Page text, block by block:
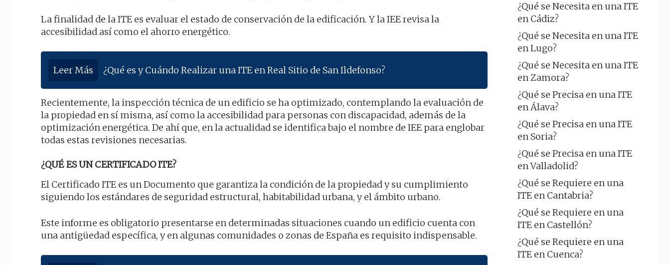
La finalidad de la ITE es evaluar el estado de conservación de la edificación. Y la IEE revisa la
accesibilidad así como el ahorro energético.
Leer Más ¿Qué es y Cuándo Realizar una ITE en Real Sitio de San Ildefonso?
Recientemente, la inspección técnica de un edificio se ha optimizado, contemplando la evaluación de
la propiedad en sí misma, así como la accesibilidad para personas con discapacidad, además de la
optimización energética. De ahí que, en la actualidad se identifica bajo el nombre de IEE para englobar
todas estas revisiones necesarias.
¿QUÉ ES UN CERTIFICADO ITE?
El Certificado ITE es un Documento que garantiza la condición de la propiedad y su cumplimiento
siguiendo los estándares de seguridad estructural, habitabilidad urbana, y el ámbito urbano.
Este informe es obligatorio presentarse en determinadas situaciones cuando un edificio cuenta con
una antigüedad específica, y en algunas comunidades o zonas de España es requisito indispensable.
¿Qué se Necesita en una ITE
en Cádiz?
¿Qué se Necesita en una ITE
en Lugo?
¿Qué se Necesita en una ITE
en Zamora?
¿Qué se Precisa en una ITE
en Álava?
¿Qué se Precisa en una ITE
en Soria?
¿Qué se Precisa en una ITE
en Valladolid?
¿Qué se Requiere en una
ITE en Cantabria?
¿Qué se Requiere en una
ITE en Castellón?
¿Qué se Requiere en una
ITE en Cuenca?